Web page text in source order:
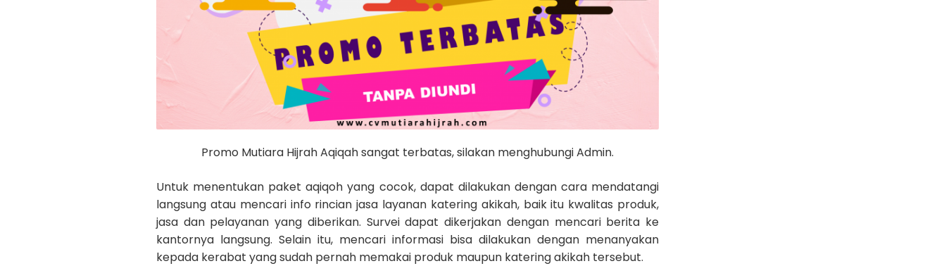
Promo Mutiara Hijrah Aqiqah sangat terbatas, silakan menghubungi Admin.
Untuk menentukan paket aqiqoh yang cocok, dapat dilakukan dengan cara mendatangi
langsung atau mencari info rincian jasa layanan katering akikah, baik itu kwalitas produk,
jasa dan pelayanan yang diberikan. Survei dapat dikerjakan dengan mencari berita ke
kantornya langsung. Selain itu, mencari informasi bisa dilakukan dengan menanyakan
kepada kerabat yang sudah pernah memakai produk maupun katering akikah tersebut.